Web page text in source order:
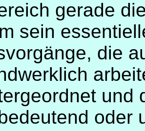
gerade
sein
die
und
oder